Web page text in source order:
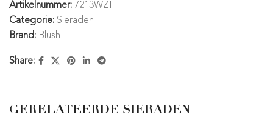
Artikelnummer: 7213WZI
Categorie: Sieraden
Brand: Blush
Share:
GERELATEERDE SIERADEN